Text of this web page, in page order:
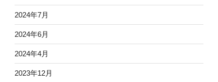
2024年7月
2024年6月
2024年4月
2023年12月